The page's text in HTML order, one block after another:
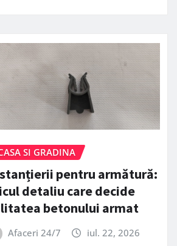
SI GRADINA
pentru armătură:
detaliu care decide
betonului armat
Afaceri 24/7 iul. 22, 2026